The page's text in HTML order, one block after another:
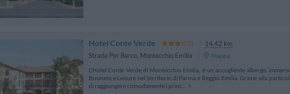
Hotel Conte Verde
14.42 km
Strada Per Barco, Montecchio Emilia
Mappa
L'Hotel Conte Verde di Montecchio Emilia, è un'accogliente albergo
Business e Leisure nel territorio di Parma e Reggio Emilia. Grazie alla
di raggiungere comodamente i princ...